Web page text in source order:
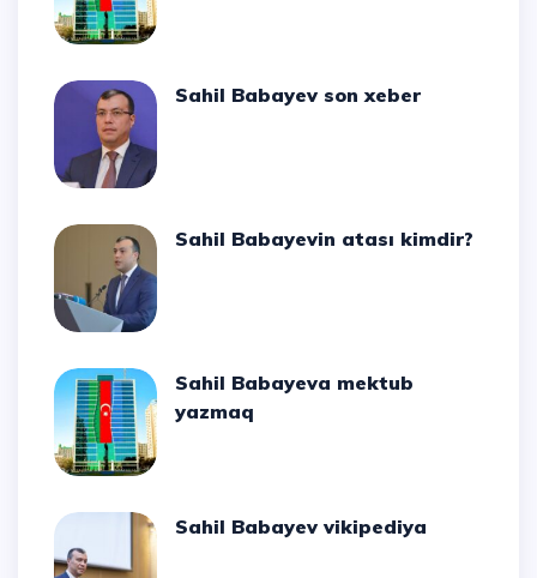
Sahil Babayev son xeber
Sahil Babayevin atası kimdir?
Sahil Babayeva mektub
yazmaq
Sahil Babayev vikipediya